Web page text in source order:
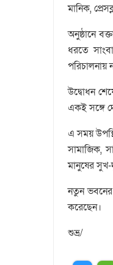
মানিক,
অনুষ্ঠানে
ধরতে
পরিচালনায়
উদ্বোধন
একই সঙ্গে
এ সময়
সামাজিক,
মানুষের সুখ-
নতুন ভবনের
করেছেন।
শুভ্র/